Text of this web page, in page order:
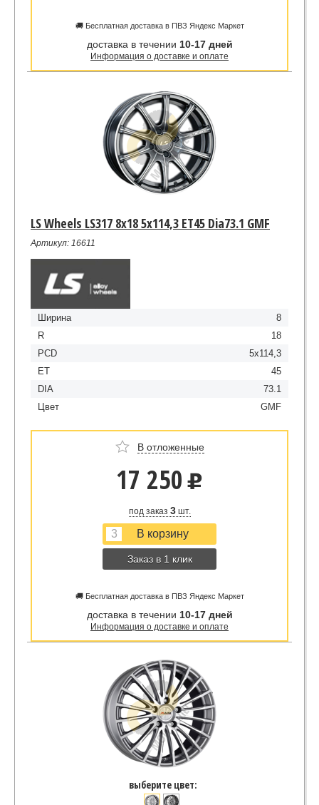
🚚 Бесплатная доставка в ПВЗ Яндекс Маркет
доставка в течении 10-17 дней
Информация о доставке и оплате
LS Wheels LS317 8x18 5x114,3 ET45 Dia73.1 GMF
Артикул: 16611
Ширина
8
R
18
PCD
5x114,3
ET
45
DIA
73.1
Цвет
GMF
В отложенные
17 250 u
под заказ 3шт.
Заказ в 1 клик
🚚 Бесплатная доставка в ПВЗ Яндекс Маркет
доставка в течении 10-17 дней
Информация о доставке и оплате
выберите цвет: